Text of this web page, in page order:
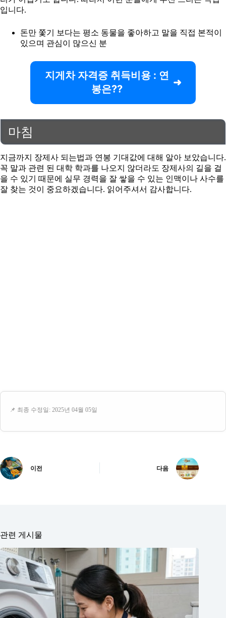
입니다.
돈만 쫓기 보다는 평소 동물을 좋아하고 말을 직접 본적이
있으며 관심이 많으신 분
지게차 자격증 취득비용 : 연
봉은??
마침
지금까지 장제사 되는법과 연봉 기대값에 대해 알아 보았습니다.
꼭 말과 관련 된 대학 학과를 나오지 않더라도 장제사의 길을 걸
을 수 있기 때문에 실무 경력을 잘 쌓을 수 있는 인맥이나 사수를
잘 찾는 것이 중요하겠습니다. 읽어주셔서 감사합니다.
📌 최종 수정일: 2025년 04월 05일
이전 다음
관련 게시물